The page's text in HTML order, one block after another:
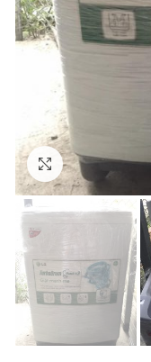
Click to enlarge